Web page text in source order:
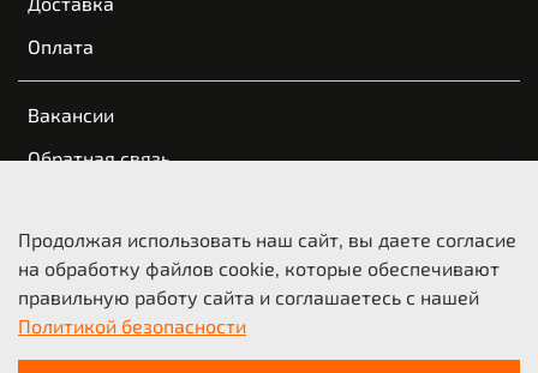
Оплата
Вакансии
Обратная связь
Оферта и политика конфиденциальности
© 2021-2026 KTM Казань | КТМ Новосибирск
ООО «Мото-Трейд», ИНН 5404210718
Продолжая использовать наш сайт, вы даете согласие
на обработку файлов cookie, которые обеспечивают
правильную работу сайта и соглашаетесь с нашей
Политикой безопасности